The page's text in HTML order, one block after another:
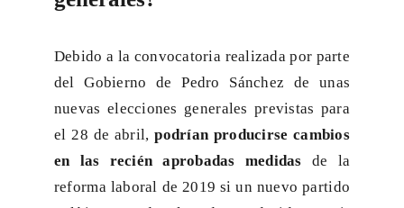
Debido a la convocatoria realizada por parte
del Gobierno de Pedro Sánchez de unas
nuevas elecciones generales previstas para
el 28 de abril,podrían producirse cambios
en las recién aprobadas medidas de la
reforma laboral de 2019 si un nuevo partido